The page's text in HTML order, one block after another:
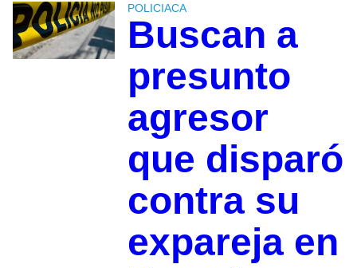
POLICIACA
Buscan a
presunto
agresor
que disparó
contra su
expareja en